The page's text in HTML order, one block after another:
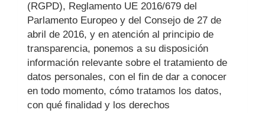
(RGPD), Reglamento UE 2016/679 del
Parlamento Europeo y del Consejo de 27 de
abril de 2016, y en atención al principio de
transparencia, ponemos a su disposición
información relevante sobre el tratamiento de
datos personales, con el fin de dar a conocer
en todo momento, cómo tratamos los datos,
con qué finalidad y los derechos